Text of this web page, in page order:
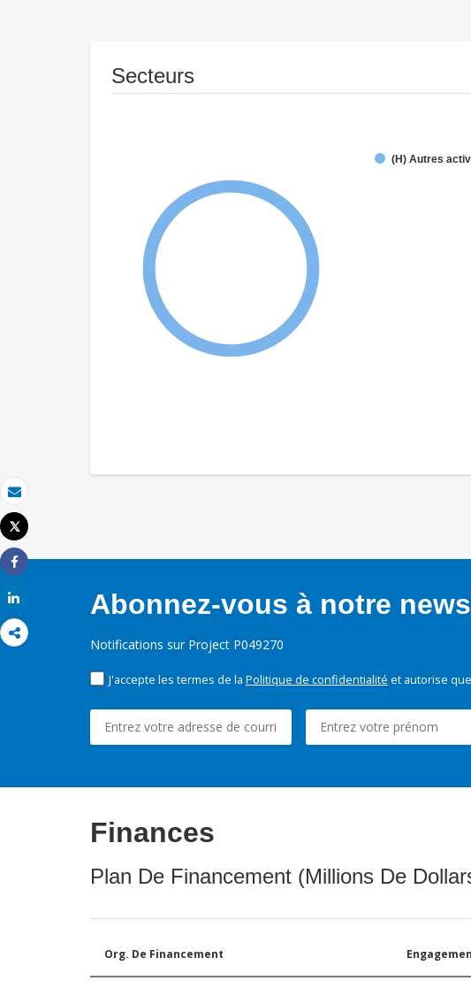
Email
Imprimer
Tweet
Share
Secteurs
(H) Autres
Abonnez-vous à notre
Notifications sur Project P049270
J'accepte les termes de la Politique de confidentialité et autorise
Finances
Plan De Financement (Millions De
Org. De Financement